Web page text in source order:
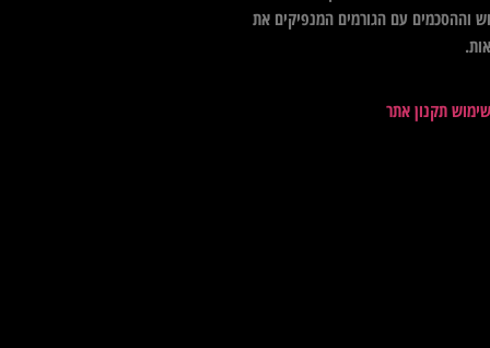
וההסכמים עם הגורמים המנפיקים את
תקנון אתר